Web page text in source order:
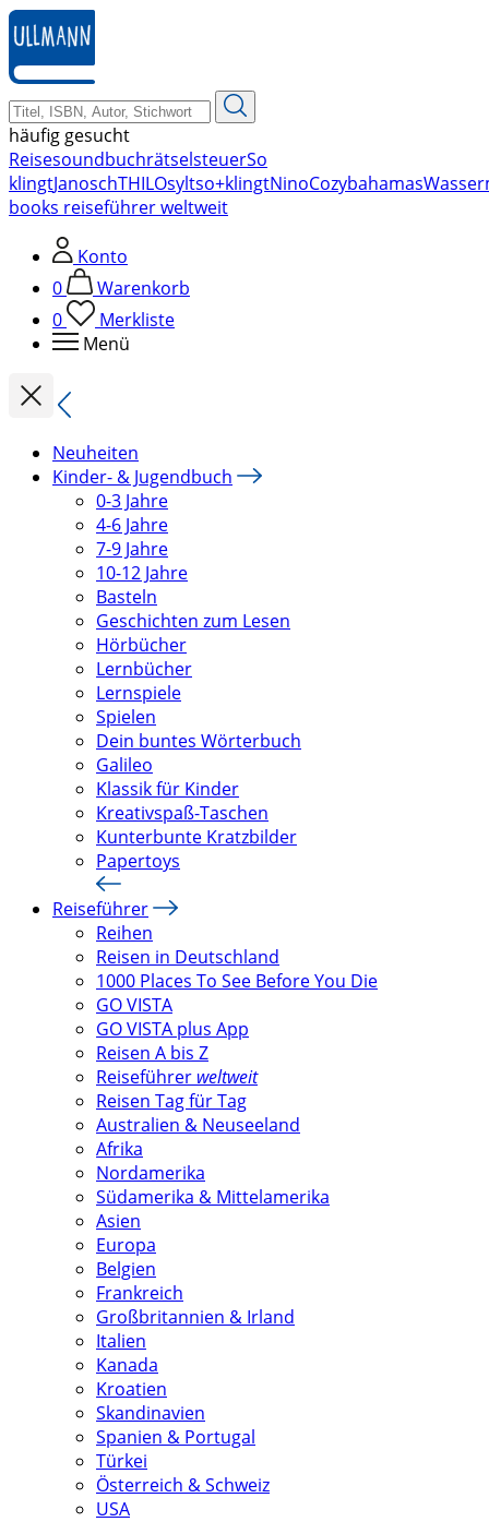
zum
Hauptinhalt
springen
häufig gesucht
ReisesoundbuchrätselsteuerSo
klingtJanoschTHILOsyltso+klingtNinoCozybahamas
books reiseführer weltweit
Konto
0
Warenkorb
0
Merkliste
Menü
Neuheiten
Kinder- & Jugendbuch
0-3 Jahre
4-6 Jahre
7-9 Jahre
10-12 Jahre
Basteln
Geschichten zum Lesen
Hörbücher
Lernbücher
Lernspiele
Spielen
Dein buntes Wörterbuch
Galileo
Klassik für Kinder
Kreativspaß-Taschen
Kunterbunte Kratzbilder
Papertoys
Reiseführer
Reihen
Reisen in Deutschland
1000 Places To See Before You Die
GO VISTA
GO VISTA plus App
Reisen A bis Z
Reiseführer weltweit
Reisen Tag für Tag
Australien & Neuseeland
Afrika
Nordamerika
Südamerika & Mittelamerika
Asien
Europa
Belgien
Frankreich
Großbritannien & Irland
Italien
Kanada
Kroatien
Skandinavien
Spanien & Portugal
Türkei
Österreich & Schweiz
USA